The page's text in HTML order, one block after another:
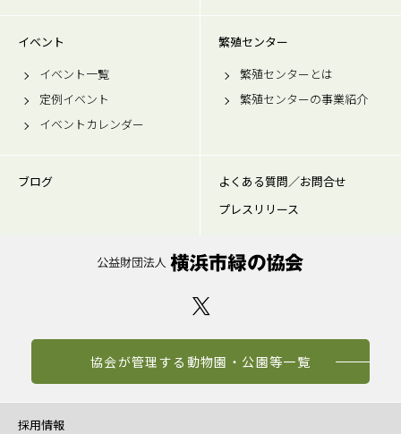
イベント
イベント一覧
定例イベント
イベントカレンダー
繁殖センター
繁殖センターとは
繁殖センターの事業紹介
ブログ
よくある質問／お問合せ
プレスリリース
協会が管理する動物園・公園等一覧
採用情報